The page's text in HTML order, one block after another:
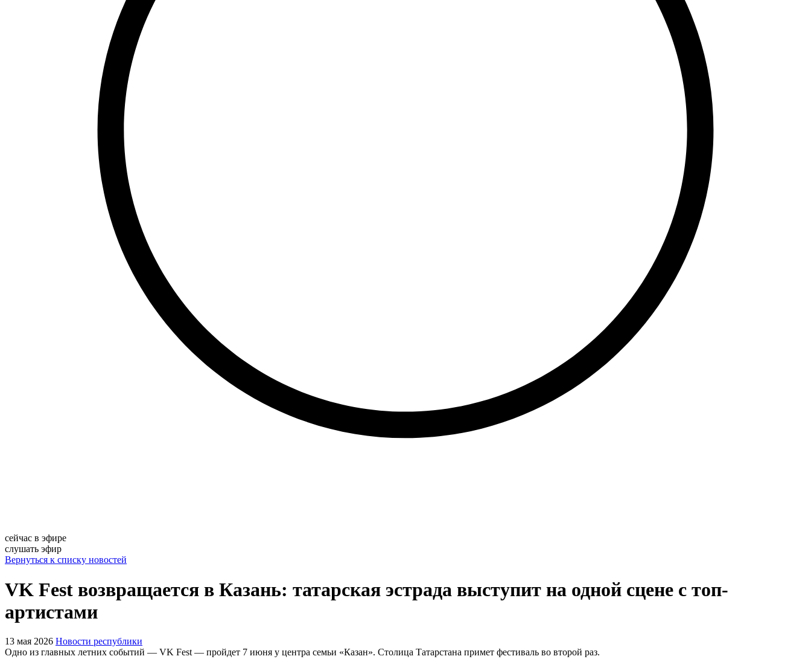
сейчас в эфире
слушать эфир
Вернуться к списку новостей
VK Fest возвращается в Казань: татарская эстрада выступит на одной сцене с топ-
артистами
13 мая 2026 Новости республики
Одно из главных летних событий — VK Fest — пройдет 7 июня у центра семьи «Казан». Столица Татарстана примет фестиваль во второй раз.